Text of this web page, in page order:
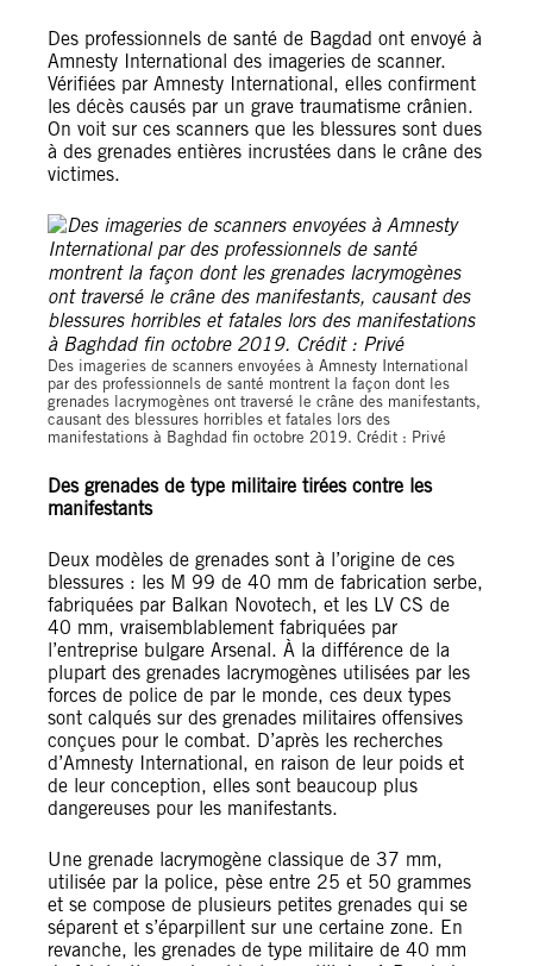
Des professionnels de santé de Bagdad ont envoyé à
Amnesty International des imageries de scanner.
Vérifiées par Amnesty International, elles confirment
les décès causés par un grave traumatisme crânien.
On voit sur ces scanners que les blessures sont dues
à des grenades entières incrustées dans le crâne des
victimes.
Des imageries de scanners envoyées à Amnesty International
par des professionnels de santé montrent la façon dont les
grenades lacrymogènes ont traversé le crâne des manifestants,
causant des blessures horribles et fatales lors des
manifestations à Baghdad fin octobre 2019. Crédit : Privé
Des grenades de type militaire tirées contre les
manifestants
Deux modèles de grenades sont à l’origine de ces
blessures : les M 99 de 40 mm de fabrication serbe,
fabriquées par Balkan Novotech, et les LV CS de
40 mm, vraisemblablement fabriquées par
l’entreprise bulgare Arsenal. À la différence de la
plupart des grenades lacrymogènes utilisées par les
forces de police de par le monde, ces deux types
sont calqués sur des grenades militaires offensives
conçues pour le combat. D’après les recherches
d’Amnesty International, en raison de leur poids et
de leur conception, elles sont beaucoup plus
dangereuses pour les manifestants.
Une grenade lacrymogène classique de 37 mm,
utilisée par la police, pèse entre 25 et 50 grammes
et se compose de plusieurs petites grenades qui se
séparent et s’éparpillent sur une certaine zone. En
revanche, les grenades de type militaire de 40 mm